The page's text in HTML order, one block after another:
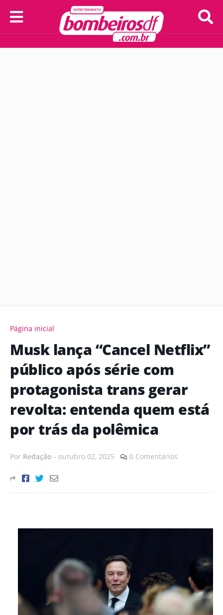
Página inicial
Musk lança “Cancel Netflix”
público após série com
protagonista trans gerar
revolta: entenda quem está
por trás da polêmica
Por Redação - outubro 02, 2025 0 Comentários